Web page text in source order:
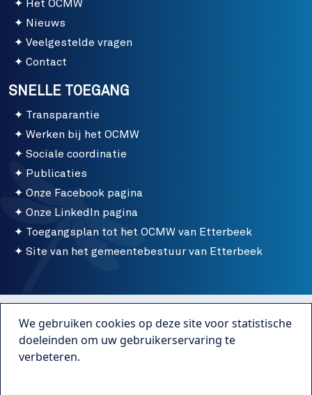
Het OCMW
Nieuws
Veelgestelde vragen
Contact
SNELLE TOEGANG
Transparantie
Werken bij het OCMW
Sociale coordinatie
Publicaties
Onze Facebook pagina
Onze LinkedIn pagina
Toegangsplan tot het OCMW van Etterbeek
Site van het gemeentebestuur van Etterbeek
Menu bottom
Publicaties
We gebruiken cookies op deze site voor statistische
doeleinden om uw gebruikerservaring te
verbeteren.